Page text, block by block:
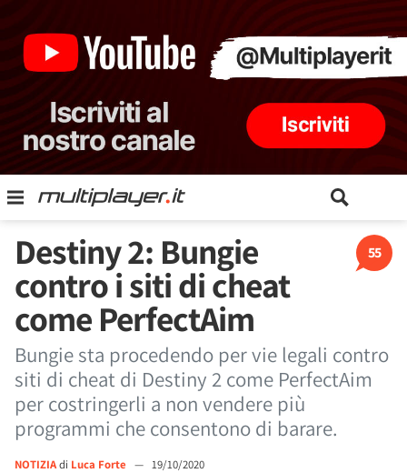
55
Destiny 2: Bungie
contro i siti di cheat
come PerfectAim
Bungie sta procedendo per vie legali contro
siti di cheat di Destiny 2 come PerfectAim
per costringerli a non vendere più
programmi che consentono di barare.
NOTIZIAdi Luca Forte — 19/10/2020